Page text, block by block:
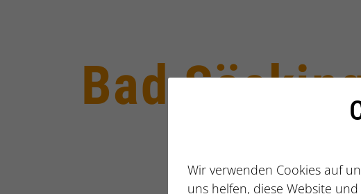
Bad
Wir verwenden Cookies auf
uns helfen, diese Website